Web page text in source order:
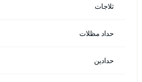
ثلاجات
حداد مظلات
حدادين